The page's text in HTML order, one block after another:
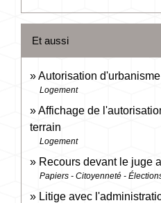
Et aussi
Autorisation d'urbanisme
Logement
Affichage de
terrain
Logement
Recours devant le juge
Papiers - Citoyenneté -
Litige avec